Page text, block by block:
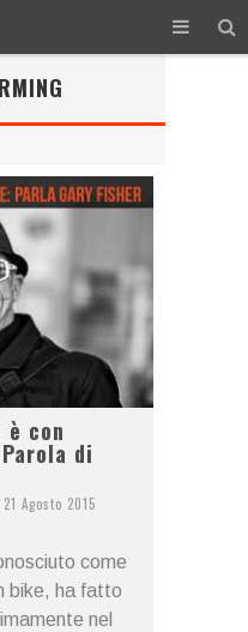
è con
di
21 Agosto 2015
come
bike, ha fatto
nel